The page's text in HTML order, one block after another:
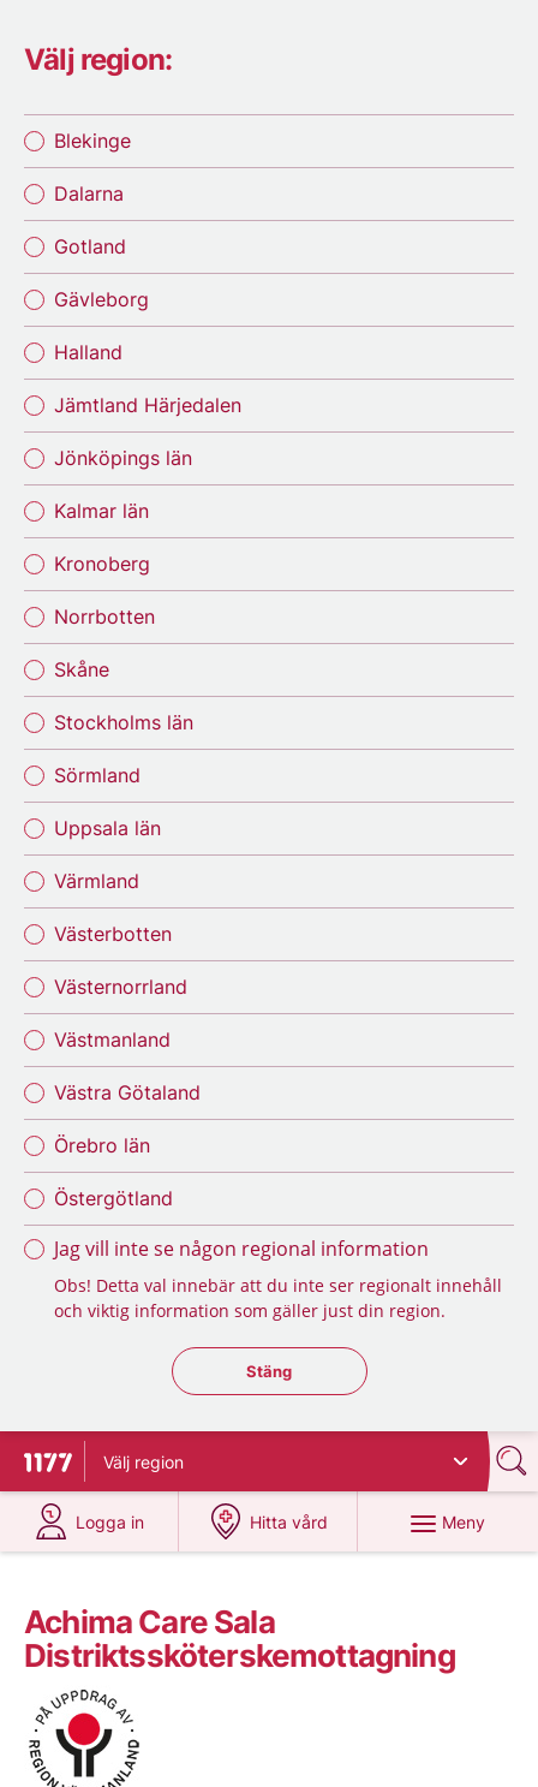
Välj region:
Blekinge
Dalarna
Gotland
Gävleborg
Halland
Jämtland Härjedalen
Jönköpings län
Kalmar län
Kronoberg
Norrbotten
Skåne
Stockholms län
Sörmland
Uppsala län
Värmland
Västerbotten
Västernorrland
Västmanland
Västra Götaland
Örebro län
Östergötland
Jag vill inte se någon regional information
Obs! Detta val innebär att du inte ser regionalt innehåll
och viktig information som gäller just din region.
Stäng regionsväljaren
Stäng
Till startsidan för 1177
Välj region
Logga in
på 1177.se
Hitta vård
på 1177.se
Meny
Achima Care Sala
Distriktssköterskemottagning